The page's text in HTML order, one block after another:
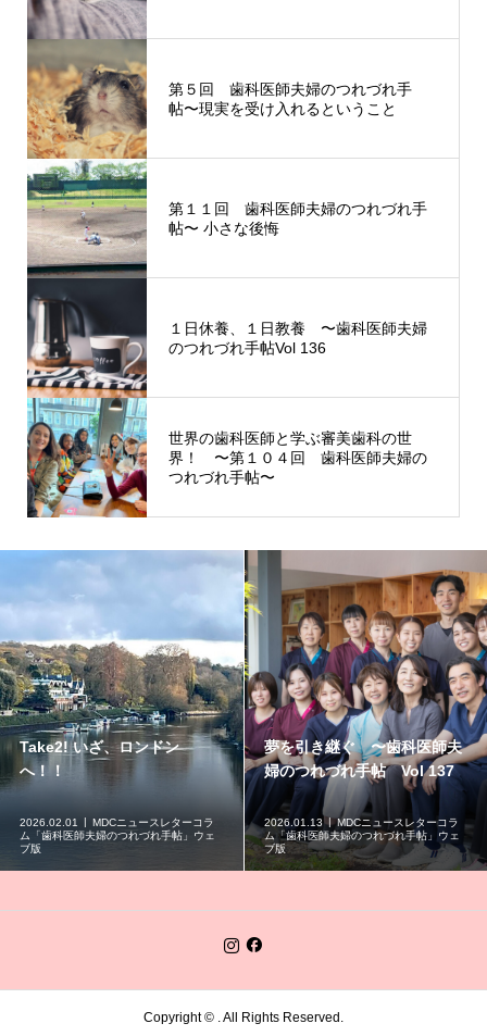
第５回 歯科医師夫婦のつれづれ手
帖〜現実を受け入れるということ
第１１回 歯科医師夫婦のつれづれ手
帖〜 小さな後悔
１日休養、１日教養 〜歯科医師夫婦
のつれづれ手帖Vol 136
世界の歯科医師と学ぶ審美歯科の世
界！ 〜第１０４回 歯科医師夫婦の
つれづれ手帖〜
Take2! いざ、ロンドン
へ！！
2026.02.01
MDCニュースレターコラ
ム「歯科医師夫婦のつれづれ手帖」ウェ
ブ版
夢を引き継ぐ 〜歯科医師夫
婦のつれづれ手帖 Vol 137
2026.01.13
MDCニュースレターコラ
ム「歯科医師夫婦のつれづれ手帖」ウェ
ブ版
Copyright © . All Rights Reserved.